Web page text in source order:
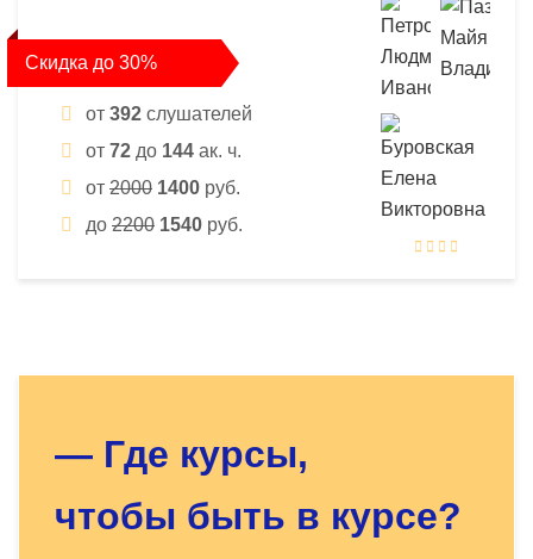
Скидка до 30%
от 392 слушателей
от 72 до 144 ак. ч.
от 2000 1400 руб.
до 2200 1540 руб.
— Где курсы,
чтобы быть в курсе?